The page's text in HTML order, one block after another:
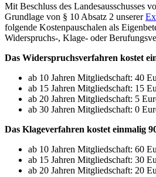
Mit Beschluss des Landesausschusses
Grundlage von § 10 Absatz 2 unserer
folgende Kostenpauschalen als
Widerspruchs-, Klage- oder
Das Widerspruchsverfahren kostet
ab 10 Jahren Mitgliedschaft: 40
ab 15 Jahren Mitgliedschaft: 15
ab 20 Jahren Mitgliedschaft: 5
ab 30 Jahren Mitgliedschaft: 0
Das Klageverfahren kostet einmalig
ab 10 Jahren Mitgliedschaft: 60
ab 15 Jahren Mitgliedschaft: 30
ab 20 Jahren Mitgliedschaft: 20